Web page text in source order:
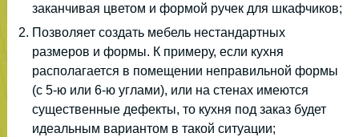
заканчивая цветом и формой ручек для шкафчиков;
Позволяет создать мебель нестандартных
размеров и формы. К примеру, если кухня
располагается в помещении неправильной формы
(с 5-ю или 6-ю углами), или на стенах имеются
существенные дефекты, то кухня под заказ будет
идеальным вариантом в такой ситуации;